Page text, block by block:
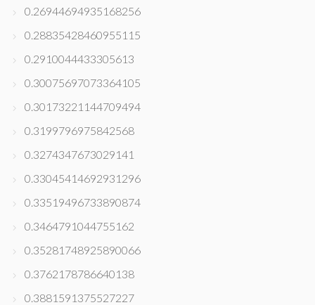
0.26944694935168256
0.28835428460955115
0.2910044433305613
0.30075697073364105
0.30173221144709494
0.3199796975842568
0.3274347673029141
0.33045414692931296
0.33519496733890874
0.3464791044755162
0.35281748925890066
0.3762178786640138
0.3881591375527227